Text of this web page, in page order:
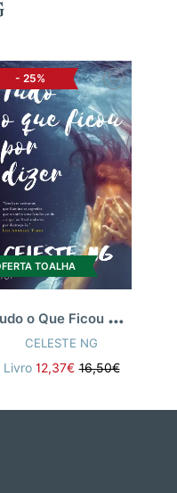
- 25%
TOALHA
T
udo o Que Ficou Por Dizer
CELESTE NG
Livro 12,37€ 16,50€